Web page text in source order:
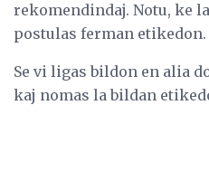
rekomendindaj. Notu, ke
postulas ferman etikedon.
Se vi ligas bildon en alia
kaj nomas la bildan